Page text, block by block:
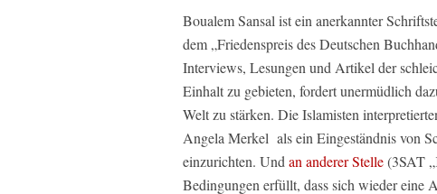
Boualem Sansal ist ein anerkannter
dem „Friedenspreis des Deutschen
Interviews, Lesungen und Artikel der
Einhalt zu gebieten, fordert unermüdlich
Welt zu stärken. Die Islamisten
Angela Merkel als ein Eingeständnis von
einzurichten. Undan anderer Stelle(3SAT
Bedingungen erfüllt, dass sich wieder eine